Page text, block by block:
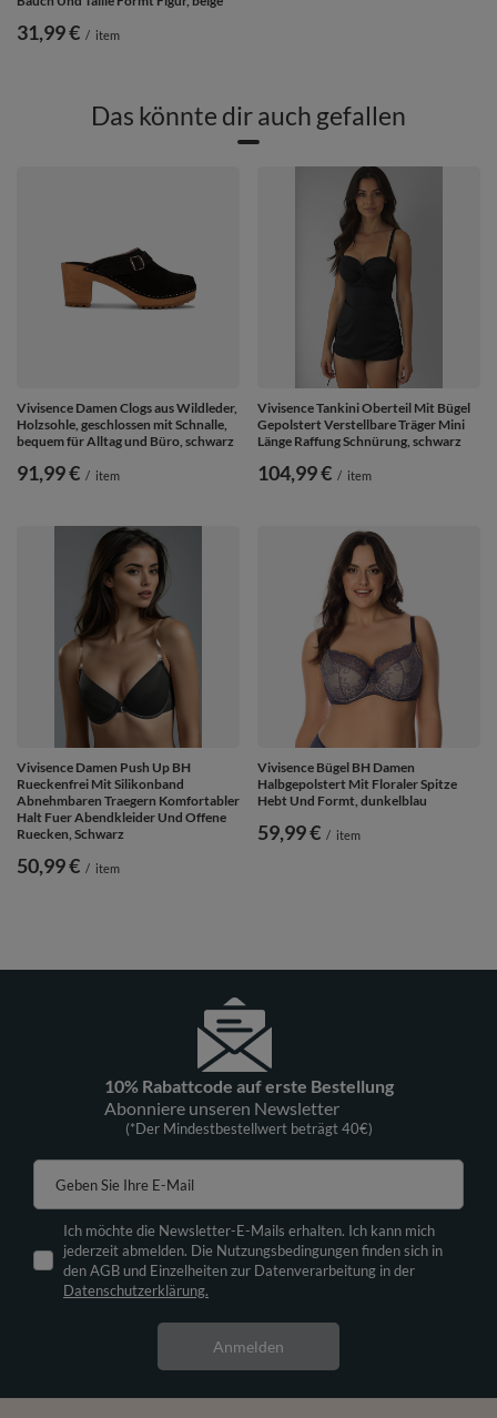
31,99 € / item
Das könnte dir auch gefallen
Vivisence Damen Clogs aus Wildleder,
Holzsohle, geschlossen mit Schnalle,
bequem für Alltag und Büro, schwarz
91,99 € / item
Vivisence Tankini Oberteil Mit Bügel
Gepolstert Verstellbare Träger Mini
Länge Raffung Schnürung, schwarz
104,99 € / item
Vivisence Damen Push Up BH
Rueckenfrei Mit Silikonband
Abnehmbaren Traegern Komfortabler
Halt Fuer Abendkleider Und Offene
Ruecken, Schwarz
50,99 € / item
Vivisence Bügel BH Damen
Halbgepolstert Mit Floraler Spitze
Hebt Und Formt, dunkelblau
59,99 € / item
10% Rabattcode auf erste Bestellung
Abonniere unseren Newsletter
(*Der Mindestbestellwert beträgt 40€)
Geben Sie Ihre E-Mail
Ich möchte die Newsletter-E-Mails erhalten. Ich kann mich
jederzeit abmelden. Die Nutzungsbedingungen finden sich in
den AGB und Einzelheiten zur Datenverarbeitung in der
Datenschutzerklärung.
Anmelden